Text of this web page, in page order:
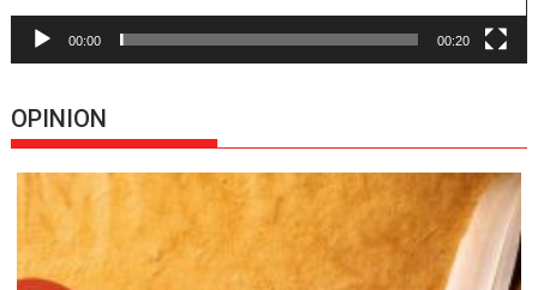
00:00 00:20
OPINION